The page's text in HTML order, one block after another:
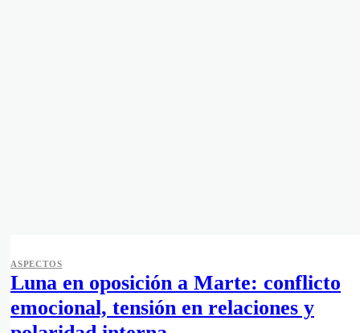
ASPECTOS
Luna en oposición a Marte: conflicto
emocional, tensión en relaciones y